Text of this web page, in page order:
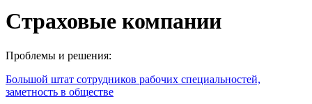
Страховые компании
Проблемы и решения:
Большой штат сотрудников рабочих специальностей,
заметность в обществе